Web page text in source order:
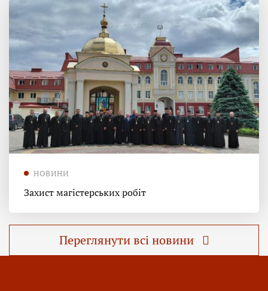
НОВИНИ
Захист магістерських робіт
Переглянути всі новини